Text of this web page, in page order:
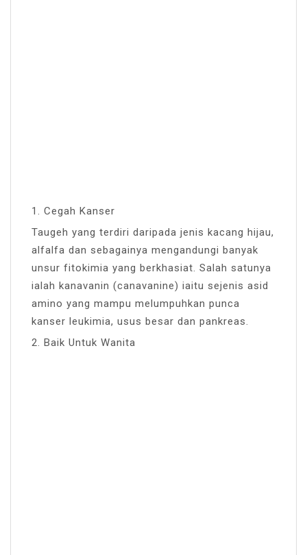
1. Cegah Kanser
Taugeh yang terdiri daripada jenis kacang hijau,
alfalfa dan sebagainya mengandungi banyak
unsur fitokimia yang berkhasiat. Salah satunya
ialah kanavanin (canavanine) iaitu sejenis asid
amino yang mampu melumpuhkan punca
kanser leukimia, usus besar dan pankreas.
2. Baik Untuk Wanita